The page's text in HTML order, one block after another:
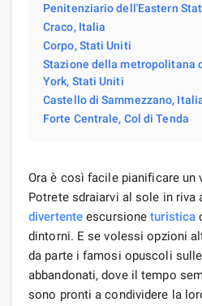
Penitenziario dell'Eastern
Craco, Italia
Corpo, Stati Uniti
Stazione della metropolitana
York, Stati Uniti
Castello di Sammezzano,
Forte Centrale, Col di Tenda
Ora è così facile pianificare un
Potrete sdraiarvi al sole in riva
divertente escursioneturistica
dintorni. E se volessi opzioni
da parte i famosi opuscoli
abbandonati, dove il tempo
sono pronti a condividere la